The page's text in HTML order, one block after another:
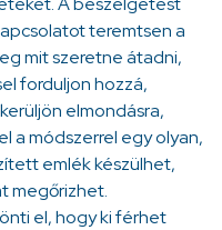
teremtsen a
mit szeretne átadni,
forduljon hozzá,
elmondásra,
a módszerrel egy olyan,
emlék készülhet,
megőrizhet.
el, hogy ki férhet